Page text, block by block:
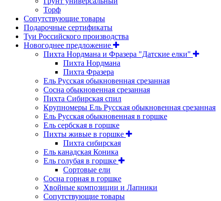
Торф
Сопутствующие товары
Подарочные сертификаты
Туи Российского производства
Новогоднее предложение
Пихта Нордмана и Фразера "Датские елки"
Пихта Нордмана
Пихта Фразера
Ель Русская обыкновенная срезанная
Сосна обыкновенная срезанная
Пихта Сибирская спил
Крупномеры Ель Русская обыкновенная срезанная
Ель Русская обыкновенная в горшке
Ель сербская в горшке
Пихты живые в горшке
Пихта сибирская
Ель канадская Коника
Ель голубая в горшке
Сортовые ели
Сосна горная в горшке
Хвойные композиции и Лапники
Сопутствующие товары